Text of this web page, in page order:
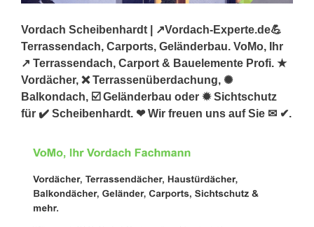
Vordach Scheibenhardt | ↗️Vordach-Experte.de💪
Terrassendach, Carports, Geländerbau. VoMo, Ihr
↗️ Terrassendach, Carport & Bauelemente Profi. ★
Vordächer, ❌ Terrassenüberdachung, ✺
Balkondach, ☑️ Geländerbau oder ✹ Sichtschutz
für ✔️ Scheibenhardt. ❤ Wir freuen uns auf Sie ✉ ✔.